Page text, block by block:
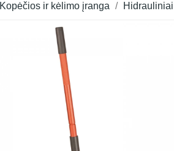
Kopėčios ir kėlimo įranga